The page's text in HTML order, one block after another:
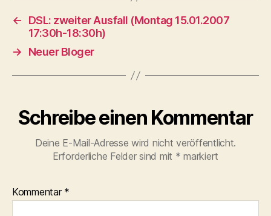
←
DSL: zweiter Ausfall (Montag 15.01.2007
17:30h-18:30h)
→
Neuer Bloger
Schreibe einen Kommentar
Deine E-Mail-Adresse wird nicht veröffentlicht.
Erforderliche Felder sind mit * markiert
Kommentar *